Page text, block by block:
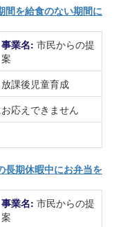
間を給食のない期間に
事業名: 市民からの提
案
課後児童育成
応えできません
長期休暇中にお弁当を
事業名: 市民からの提
案